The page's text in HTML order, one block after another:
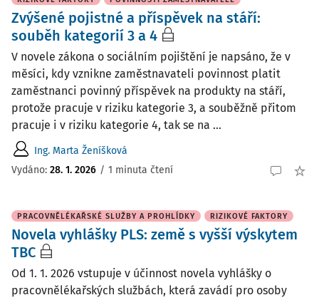
Zvýšené pojistné a příspěvek na stáří:
souběh kategorií 3 a 4
V novele zákona o sociálním pojištění je napsáno, že v
měsíci, kdy vznikne zaměstnavateli povinnost platit
zaměstnanci povinný příspěvek na produkty na stáří,
protože pracuje v riziku kategorie 3, a souběžně přitom
pracuje i v riziku kategorie 4, tak se na ...
Ing. Marta Ženíšková
Vydáno: 28. 1. 2026 / 1 minuta čtení
PRACOVNĚLÉKAŘSKÉ SLUŽBY A PROHLÍDKY RIZIKOVÉ FAKTORY
Novela vyhlášky PLS: země s vyšší výskytem
TBC
Od 1. 1. 2026 vstupuje v účinnost novela vyhlášky o
pracovnělékařských službách, která zavádí pro osoby